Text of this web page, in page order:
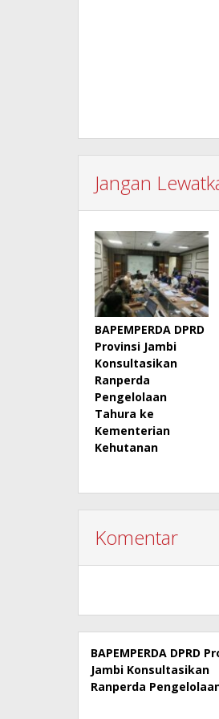
Jangan
BAPEMPERDA DPRD
Provinsi Jambi
Konsultasikan
Ranperda
Pengelolaan
Tahura ke
Kementerian
Kehutanan
Komentar
BAPEMPERDA DPRD
Jambi Konsultasikan
Ranperda